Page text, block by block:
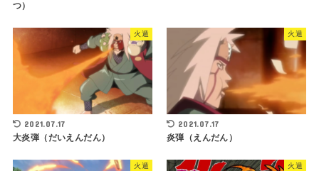
つ）
火遁
2021.07.17
大炎弾（だいえんだん）
火遁
2021.07.17
炎弾（えんだん）
火遁 火遁